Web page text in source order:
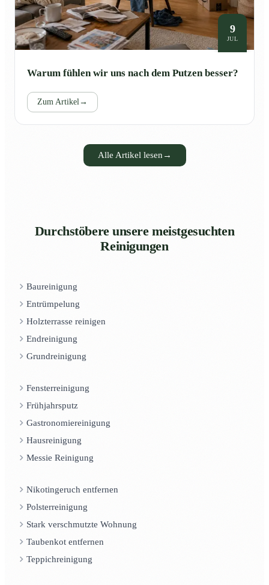
9
JUL
Warum fühlen wir uns nach dem Putzen besser?
Zum Artikel →
Alle Artikel lesen →
Durchstöbere unsere meistgesuchten
Reinigungen
Baureinigung
Entrümpelung
Holzterrasse reinigen
Endreinigung
Grundreinigung
Fensterreinigung
Frühjahrsputz
Gastronomiereinigung
Hausreinigung
Messie Reinigung
Nikotingeruch entfernen
Polsterreinigung
Stark verschmutzte Wohnung
Taubenkot entfernen
Teppichreinigung